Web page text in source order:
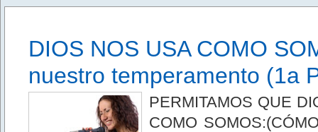
DIOS NOS USA COMO
nuestro temperamento (1a
PERMITAMOS QUE
COMO